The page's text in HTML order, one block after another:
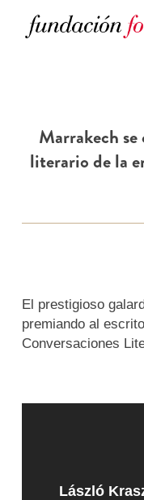
Marrakech
literario de la
El prestigioso
premiando al
Conversaciones
László